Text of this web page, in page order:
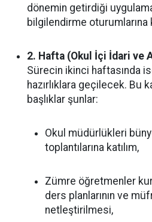
dönemin getirdiği
bilgilendirme oturumlarına
2. Hafta (Okul İçi İdari ve
Sürecin ikinci haftasında
hazırlıklara geçilecek. Bu
başlıklar şunlar:
Okul müdürlükleri
toplantılarına katılım,
Zümre öğretmenler
ders planlarının ve
netleştirilmesi,